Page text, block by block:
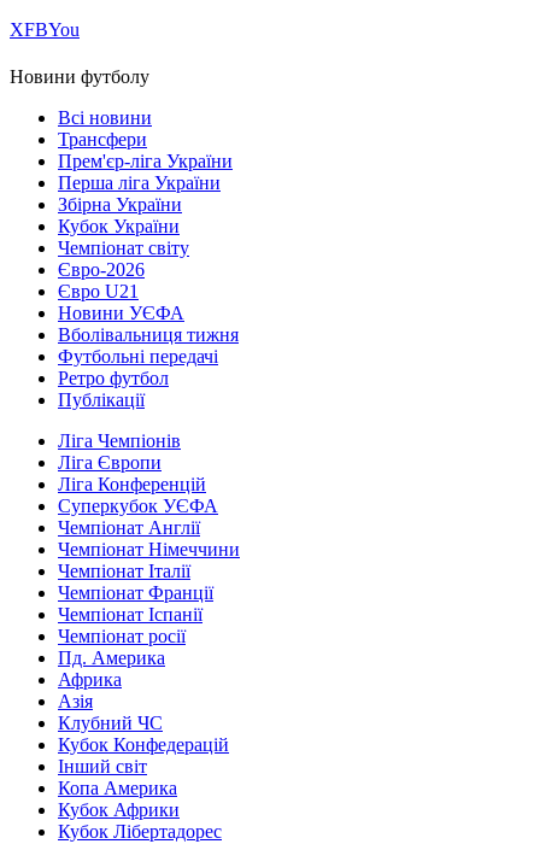
ХFBYou
Новини футболу
Всі новини
Трансфери
Прем'єр-ліга України
Перша ліга України
Збірна України
Кубок України
Чемпіонат світу
Євро-2026
Євро U21
Новини УЄФА
Вболівальниця тижня
Футбольні передачі
Ретро футбол
Публікації
Ліга Чемпіонів
Ліга Європи
Ліга Конференцій
Суперкубок УЄФА
Чемпіонат Англії
Чемпіонат Німеччини
Чемпіонат Італії
Чемпіонат Франції
Чемпіонат Іспанії
Чемпіонат росії
Пд. Америка
Африка
Азія
Клубний ЧС
Кубок Конфедерацій
Інший світ
Копа Америка
Кубок Африки
Кубок Лібертадорес